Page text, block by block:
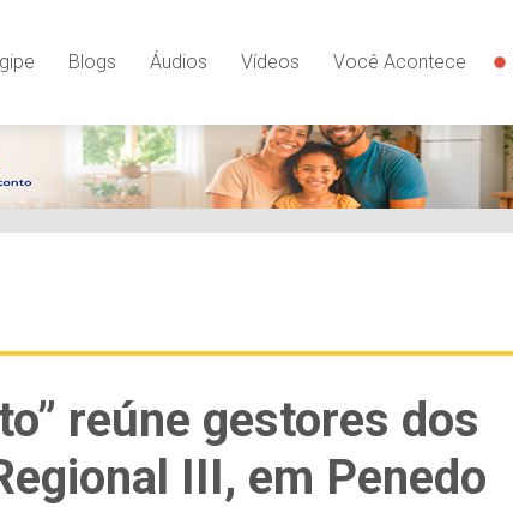
Blogs Áudios Vídeos Você Acontece
reúne gestores dos
III, em Penedo